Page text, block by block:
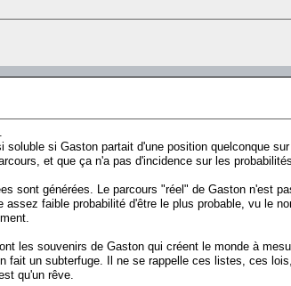
si Gaston partait d'une position quelconque
et que ça n'a pas d'incidence sur les
sont générées. Le parcours "réel" de Gaston n'est
faible probabilité d'être le plus probable, vu le
les souvenirs de Gaston qui créent le monde à
fait un subterfuge. Il ne se rappelle ces listes, ces
qu'un rêve.